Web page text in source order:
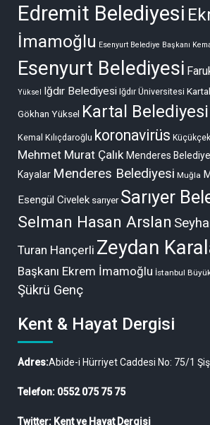
Edremit Belediyesi
İmamoğlu Esenyurt Belediye Başkanı
Esenyurt Belediyesi
Yüksel Iğdır Belediyesi Iğdır Üniversitesi
Gökhan Yüksel Kartal Belediyesi
Kemal Kılıçdaroğlu koronavirüs
Mehmet Murat Çalık Menderes
Kayalar Menderes Belediyesi Muğla
Esengül Civelek sarıyer Sarıyer
Selman Hasan Arslan
Turan Hançerli Zeydan
Başkanı Ekrem İmamoğlu İstanbul
Şükrü Genç
Kent & Hayat Dergisi
Adres:Abide-i Hürriyet Caddesi No: 75/1
Telefon: 0552 075 75 75
Twitter: Kent ve Hayat Dergisi